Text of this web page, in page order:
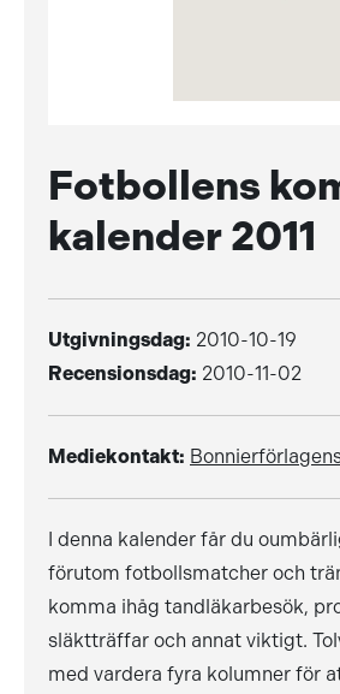
Fotbollens
kalender 2011
Utgivningsdag: 2010-10-19
Recensionsdag: 2010-11-02
Mediekontakt:
I denna kalender får du
förutom fotbollsmatcher och
komma ihåg tandläkarbesök,
släktträffar och annat viktigt.
med vardera fyra kolumner för